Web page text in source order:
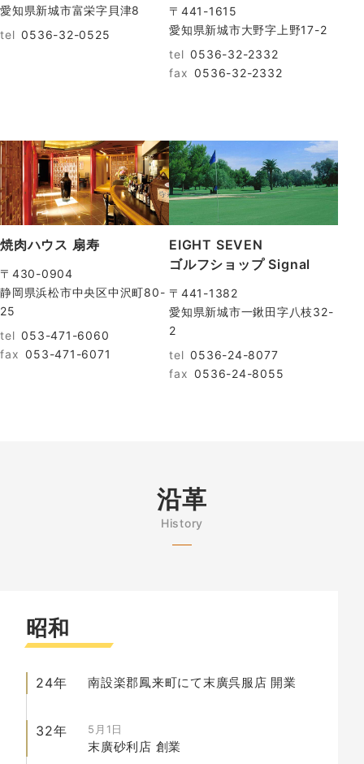
愛知県新城市富栄字貝津8
tel 0536-32-0525
〒441-1615
愛知県新城市大野字上野17-2
tel 0536-32-2332
fax 0536-32-2332
焼肉ハウス 扇寿
〒430-0904
静岡県浜松市中央区中沢町80-
25
tel 053-471-6060
fax 053-471-6071
EIGHT SEVEN
ゴルフショップ Signal
〒441-1382
愛知県新城市一鍬田字八枝32-
2
tel 0536-24-8077
fax 0536-24-8055
沿革
History
昭和
24年 南設楽郡鳳来町にて末廣呉服店 開業
32年 5月1日
末廣砂利店 創業